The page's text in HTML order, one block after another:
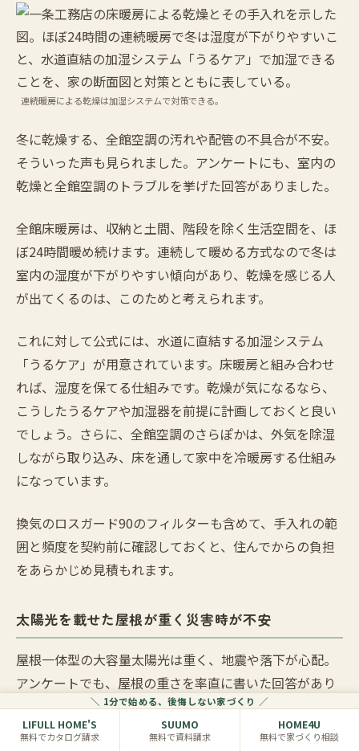
連続暖房による乾燥は加湿システムで対策できる。
冬に乾燥する、全館空調の汚れや配管の不具合が不安。
そういった声も見られました。アンケートにも、室内の
乾燥と全館空調のトラブルを挙げた回答がありました。
全館床暖房は、収納と土間、階段を除く生活空間を、ほ
ぼ24時間暖め続けます。連続して暖める方式なので冬は
室内の湿度が下がりやすい傾向があり、乾燥を感じる人
が出てくるのは、このためと考えられます。
これに対して公式には、水道に直結する加湿システム
「うるケア」が用意されています。床暖房と組み合わせ
れば、湿度を保てる仕組みです。乾燥が気になるなら、
こうしたうるケアや加湿器を前提に計画しておくと良い
でしょう。さらに、全館空調のさらぽかは、外気を除湿
しながら取り込み、床を通して家中を冷暖房する仕組み
になっています。
換気のロスガード90のフィルターも含めて、手入れの範
囲と頻度を契約前に確認しておくと、住んでからの負担
をあらかじめ見積もれます。
太陽光を載せた屋根が重く災害時が不安
屋根一体型の大容量太陽光は重く、地震や落下が心配。
アンケートでも、屋根の重さを率直に書いた回答があり
ました。
＼ 1分で始める、後悔しない家づくり ／
LIFULL HOME'S
無料でカタログ請求
SUUMO
無料で資料請求
HOME4U
無料で家づくり相談